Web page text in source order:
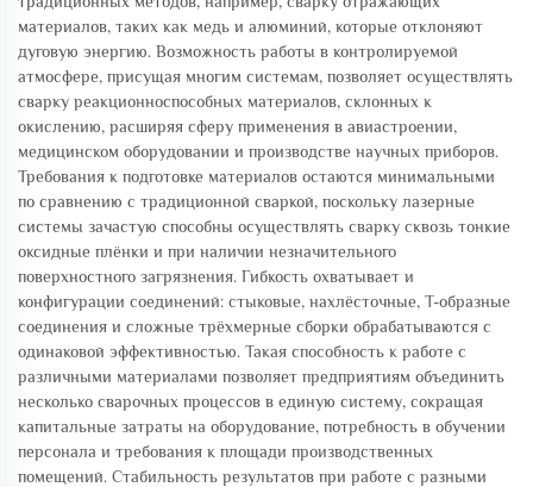
материалов, таких как медь и алюминий, которые отклоняют
дуговую энергию. Возможность работы в контролируемой
атмосфере, присущая многим системам, позволяет осуществлять
сварку реакционноспособных материалов, склонных к
окислению, расширяя сферу применения в авиастроении,
медицинском оборудовании и производстве научных приборов.
Требования к подготовке материалов остаются минимальными
по сравнению с традиционной сваркой, поскольку лазерные
системы зачастую способны осуществлять сварку сквозь тонкие
оксидные плёнки и при наличии незначительного
поверхностного загрязнения. Гибкость охватывает и
конфигурации соединений: стыковые, нахлёсточные, Т-образные
соединения и сложные трёхмерные сборки обрабатываются с
одинаковой эффективностью. Такая способность к работе с
различными материалами позволяет предприятиям объединить
несколько сварочных процессов в единую систему, сокращая
капитальные затраты на оборудование, потребность в обучении
персонала и требования к площади производственных
помещений. Стабильность результатов при работе с разными